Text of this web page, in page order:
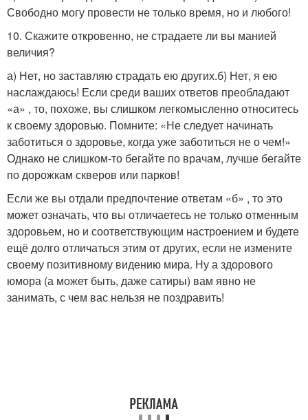
Свободно могу провести не только время, но и любого!
10. Скажите откровенно, не страдаете ли вы манией
величия?
а) Нет, но заставляю страдать ею других.б) Нет, я ею
наслаждаюсь! Если среди ваших ответов преобладают
«а» , то, похоже, вы слишком легкомысленно относитесь
к своему здоровью. Помните: «Не следует начинать
заботиться о здоровье, когда уже заботиться не о чем!»
Однако не слишком-то бегайте по врачам, лучше бегайте
по дорожкам скверов или парков!
Если же вы отдали предпочтение ответам «б» , то это
может означать, что вы отличаетесь не только отменным
здоровьем, но и соответствующим настроением и будете
ещё долго отличаться этим от других, если не измените
своему позитивному видению мира. Ну а здорового
юмора (а может быть, даже сатиры) вам явно не
занимать, с чем вас нельзя не поздравить!